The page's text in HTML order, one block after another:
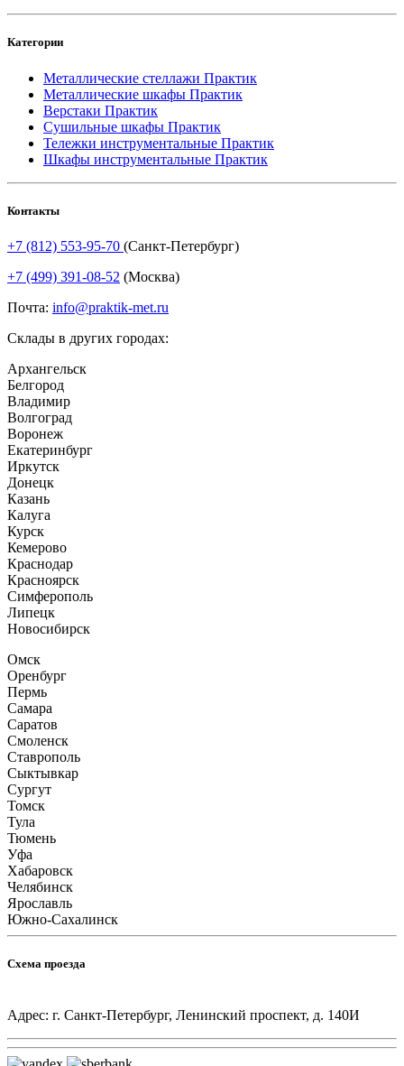
Категории
Металлические стеллажи Практик
Металлические шкафы Практик
Верстаки Практик
Сушильные шкафы Практик
Тележки инструментальные Практик
Шкафы инструментальные Практик
Контакты
+7 (812) 553-95-70 (Санкт-Петербург)
+7 (499) 391-08-52 (Москва)
Почта: info@praktik-met.ru
Склады в других городах:
Архангельск
Белгород
Владимир
Волгоград
Воронеж
Екатеринбург
Иркутск
Донецк
Казань
Калуга
Курск
Кемерово
Краснодар
Красноярск
Симферополь
Липецк
Новосибирск
Омск
Оренбург
Пермь
Самара
Саратов
Смоленск
Ставрополь
Сыктывкар
Сургут
Томск
Тула
Тюмень
Уфа
Хабаровск
Челябинск
Ярославль
Южно-Сахалинск
Схема проезда
Адрес: г. Санкт-Петербург, Ленинский проспект, д. 140И